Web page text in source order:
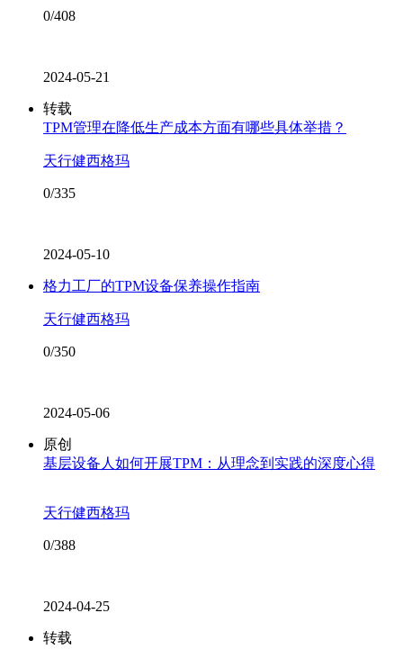
0/408
2024-05-21
转载
TPM管理在降低生产成本方面有哪些具体举措？
天行健西格玛
0/335
2024-05-10
格力工厂的TPM设备保养操作指南
天行健西格玛
0/350
2024-05-06
原创
基层设备人如何开展TPM：从理念到实践的深度心得
天行健西格玛
0/388
2024-04-25
转载